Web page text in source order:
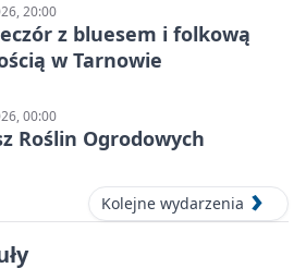
20:00
z bluesem i folkową
w Tarnowie
00:00
Roślin Ogrodowych
Kolejne wydarzenia